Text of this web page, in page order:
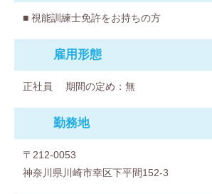
■ 視能訓練士免許をお持ちの方
雇⽤形態
正社員 期間の定め：無
勤務地
〒212-0053
神奈川県川崎市幸区下平間152-3